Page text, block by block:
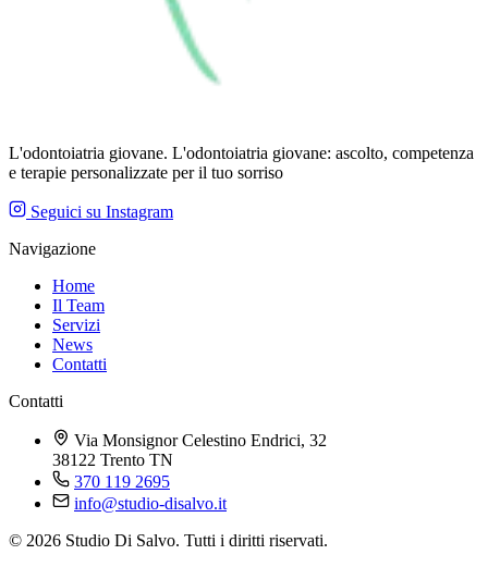
L'odontoiatria giovane. L'odontoiatria giovane: ascolto, competenza
e terapie personalizzate per il tuo sorriso
Seguici su Instagram
Navigazione
Home
Il Team
Servizi
News
Contatti
Contatti
Via Monsignor Celestino Endrici, 32
38122 Trento TN
370 119 2695
info@studio-disalvo.it
© 2026 Studio Di Salvo. Tutti i diritti riservati.